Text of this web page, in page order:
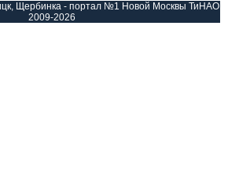
Щербинка - портал №1 Новой Москвы ТиНАО
2009-2026